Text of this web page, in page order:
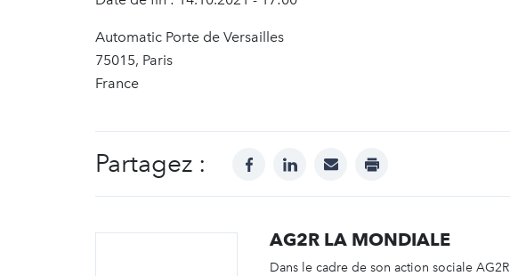
Automatic Porte de Versailles
75015, Paris
France
Partagez : facebooklinkedinmail print
AG2R LA MONDIALE
Dans le cadre de son action sociale AG2R